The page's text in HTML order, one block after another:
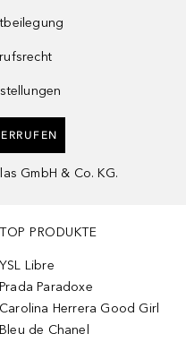
GmbH & Co. KG.
TOP PRODUKTE
YSL Libre
Prada Paradoxe
Carolina Herrera Good Girl
Bleu de Chanel